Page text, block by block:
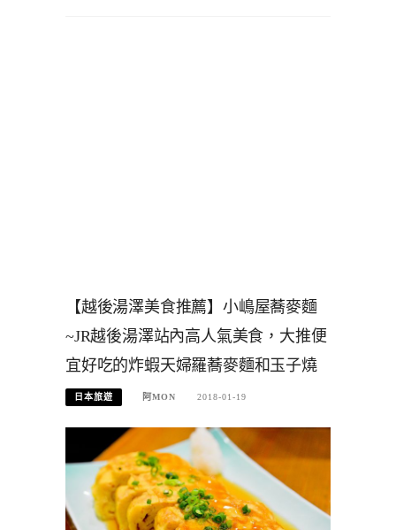
【越後湯澤美食推薦】小嶋屋蕎麥麵
~JR越後湯澤站內高人氣美食，大推便
宜好吃的炸蝦天婦羅蕎麥麵和玉子燒
日本旅遊 阿MON 2018-01-19